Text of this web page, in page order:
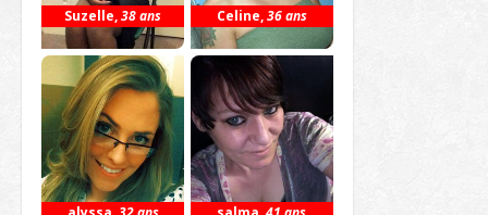
Suzelle,38 ans Celine,36 ans